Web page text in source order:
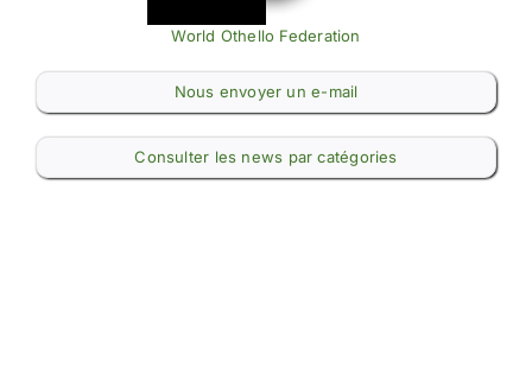
World Othello Federation
Nous envoyer un e-mail
Consulter les news par catégories